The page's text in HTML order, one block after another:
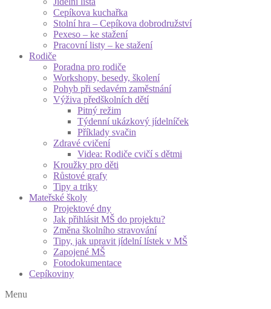
Cepíkova kuchařka
Stolní hra – Cepíkova dobrodružství
Pexeso – ke stažení
Pracovní listy – ke stažení
Rodiče
Poradna pro rodiče
Workshopy, besedy, školení
Pohyb při sedavém zaměstnání
Výživa předškolních dětí
Pitný režim
Týdenní ukázkový jídelníček
Příklady svačin
Zdravé cvičení
Videa: Rodiče cvičí s dětmi
Kroužky pro děti
Růstové grafy
Tipy a triky
Mateřské školy
Projektové dny
Jak přihlásit MŠ do projektu?
Změna školního stravování
Tipy, jak upravit jídelní lístek v MŠ
Zapojené MŠ
Fotodokumentace
Cepíkoviny
Menu